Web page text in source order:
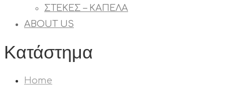
ΣΤΕΚΕΣ – ΚΑΠΕΛΑ
ABOUT US
Κατάστημα
Home